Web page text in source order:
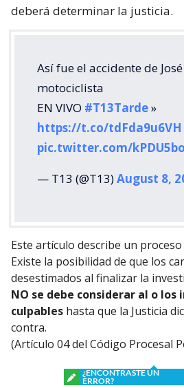
deberá determinar la justicia.
Así fue el accidente de
motociclista
EN VIVO #T13Tarde»
https://t.co/tdFda9u6VH
pic.twitter.com/
— T13 (@T13)August 8,
Este artículo describe un
Existe la posibilidad de que los
desestimados al finalizar la
NO se debe considerar al o los
culpables hasta que la Justicia
contra.
(Artículo 04 del Código Procesal
¿ENCONTRASTE UN
ERROR?